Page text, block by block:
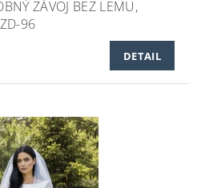
ZÁVOJ BEZ LEMU,
96
DETAIL